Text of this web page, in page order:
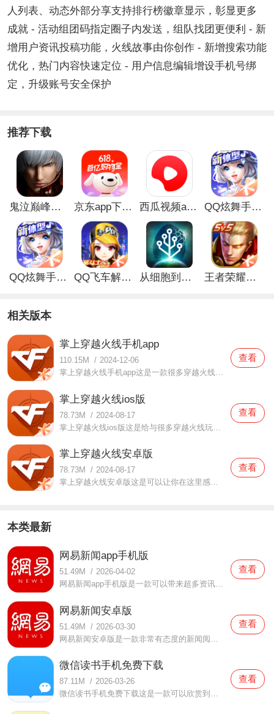
人列表、动态外部分享支持排行榜徽章显示，彰显更多
成就 - 活动组团码指定圈子内发送，组队找团更便利 - 新
增用户资讯投稿功能，火线故事由你创作 - 新增搜索功能
优化，热门内容快速定位 - 用户信息编辑增设手机号绑
定，升级账号安全保护
推荐下载
鬼泣巅峰之战最新破解版 京东app下载安装 西瓜视频app安卓版 QQ炫舞手游破解版
QQ炫舞手游解锁版 QQ飞车解锁版无限钻石最新版 从细胞到奇点手游 王者荣耀无限点券解锁版
相关版本
掌上穿越火线手机app
110.15M / 2024-12-06
掌上穿越火线手机app这是一款很多穿越火线玩家们都在使用的手机软件，不仅可以在这感受很多的优质游戏资讯，而且还可以给你带来很好很快乐的内容欣赏，这里有跟多玩家和主播们在这发表视频，各种精彩优质的对决都给你带来全新的感受，而且这里还可以为你带来很好很快乐的游
查看
掌上穿越火线ios版
78.73M / 2024-08-17
掌上穿越火线ios版这是给与很多穿越火线玩家们丰富的内容资源，提供最好的数据内容的手机软件，给大家带来的是最好的内容，各种资源都可以欣赏感受，这里的很多内容都可以欣赏互动，而且支持用户们在这里欣赏到非常丰富且刺激的体验，各种游戏的操作与各种精彩的战斗都为你
查看
掌上穿越火线安卓版
78.73M / 2024-08-17
掌上穿越火线安卓版这是可以让你在这里感受到非常丰富的游戏数据内容，为你的带来非常丰富的游戏数据资源的手机软件，在这里可以看到你的游戏账户的一切内容，各种内容都可以为你带来非常丰富的体验，很多的内容都可以随意的去欣赏，这里有各种精彩的游戏直播内容还有最好
查看
本类最新
网易新闻app手机版
51.49M / 2026-04-02
网易新闻app手机版是一款可以带来超多资讯的新闻阅读软件，在这款网易新闻app手机版中每天都会推出超多的新闻资讯，无论是体育、娱乐、科技等等都有，大家也可以选择你喜欢的新闻进行浏览，时间久了还会为你推荐你喜欢看的新闻，操作简单，体验起来也会更加轻松哦，有需要的
查看
网易新闻安卓版
51.49M / 2026-03-30
查看
微信读书手机免费下载
87.11M / 2026-03-26
微信读书手机免费下载这是一款可以欣赏到各种小说和文学内容的手机软件，这里大部分都是免费图书。而且还能时不时有活动，比如加入读书打卡群，或者和好友一起组队，还能薅到微信读书的羊毛，一边读书一边薅羊毛，何乐而不为呢。而且软件会把图书分类，就像什么今日书单呐
查看